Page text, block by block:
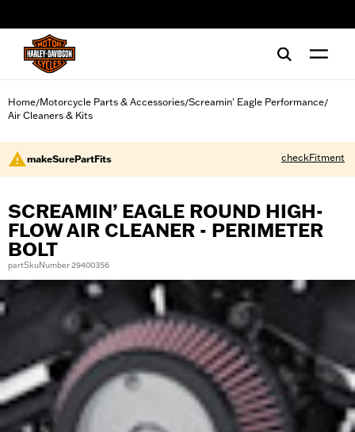
Home/Motorcycle Parts & Accessories/Screamin' Eagle Performance/
Air Cleaners & Kits
makeSurePartFits checkFitment
SCREAMIN’ EAGLE ROUND HIGH-
FLOW AIR CLEANER - PERIMETER
BOLT
partSkuNumber 29400356